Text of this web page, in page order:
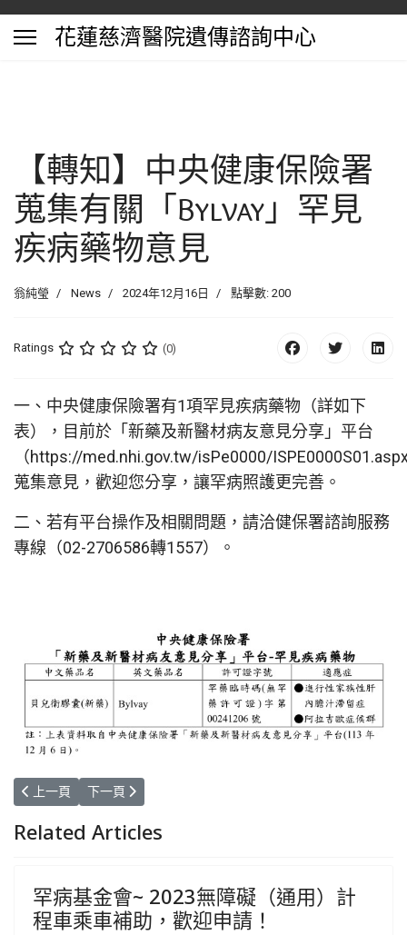
花蓮慈濟醫院遺傳諮詢中心
【轉知】中央健康保險署
蒐集有關「Bylvay」罕見
疾病藥物意見
翁純瑩 News 2024年12月16日 點擊數: 200
Ratings (0)
一、中央健康保險署有1項罕見疾病藥物（詳如下
表），目前於「新藥及新醫材病友意見分享」平台
（https://med.nhi.gov.tw/isPe0000/
蒐集意見，歡迎您分享，讓罕病照護更完善。
二、若有平台操作及相關問題，請洽健保署諮詢服務
專線（02-2706586轉1557）。
上一篇文章: 【轉知】中央健康保險署蒐集有關3項罕見疾病藥物意見
上一頁 下一篇文章: 【轉知】中央健康保險署蒐集有關「
下一頁
Related Articles
罕病基金會~ 2023無障礙（通用）計
程車乘車補助，歡迎申請！